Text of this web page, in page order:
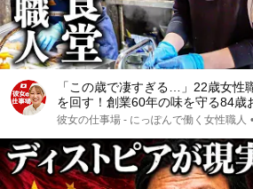
「この歳で凄すぎる…」22歳女性
を回す！創業60年の味を守る84歳
品とり天
彼女の仕事場 - にっぽんで働く女性職人 •